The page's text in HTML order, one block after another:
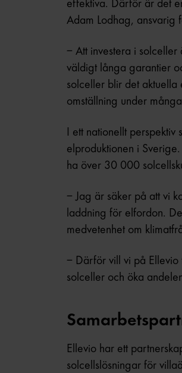
effektiva. Därför är det
Adam Lodhag, ansvarig
– Att investera i
väldigt långa garantier
solceller blir det aktuella
omställning under
I ett nationellt
elproduktionen i
ha över 30 000
– Jag är säker på att vi
laddning för elfordon.
medvetenhet om
– Därför vill vi på Ellevio
solceller och öka
Ellevio har ett
solcellslösningar för